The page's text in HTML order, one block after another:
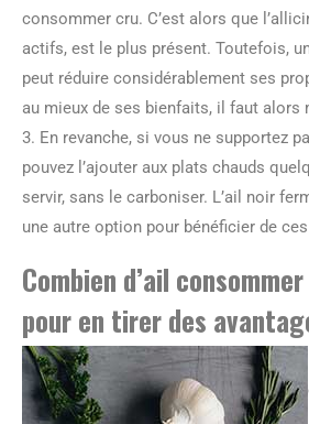
consommer cru. C’est alors que
actifs, est le plus présent. Toutefois,
peut réduire considérablement ses
au mieux de ses bienfaits, il faut alors
3. En revanche, si vous ne supportez
pouvez l’ajouter aux plats chauds
servir, sans le carboniser. L’ail noir
une autre option pour bénéficier de
Combien d’ail
pour en tirer des